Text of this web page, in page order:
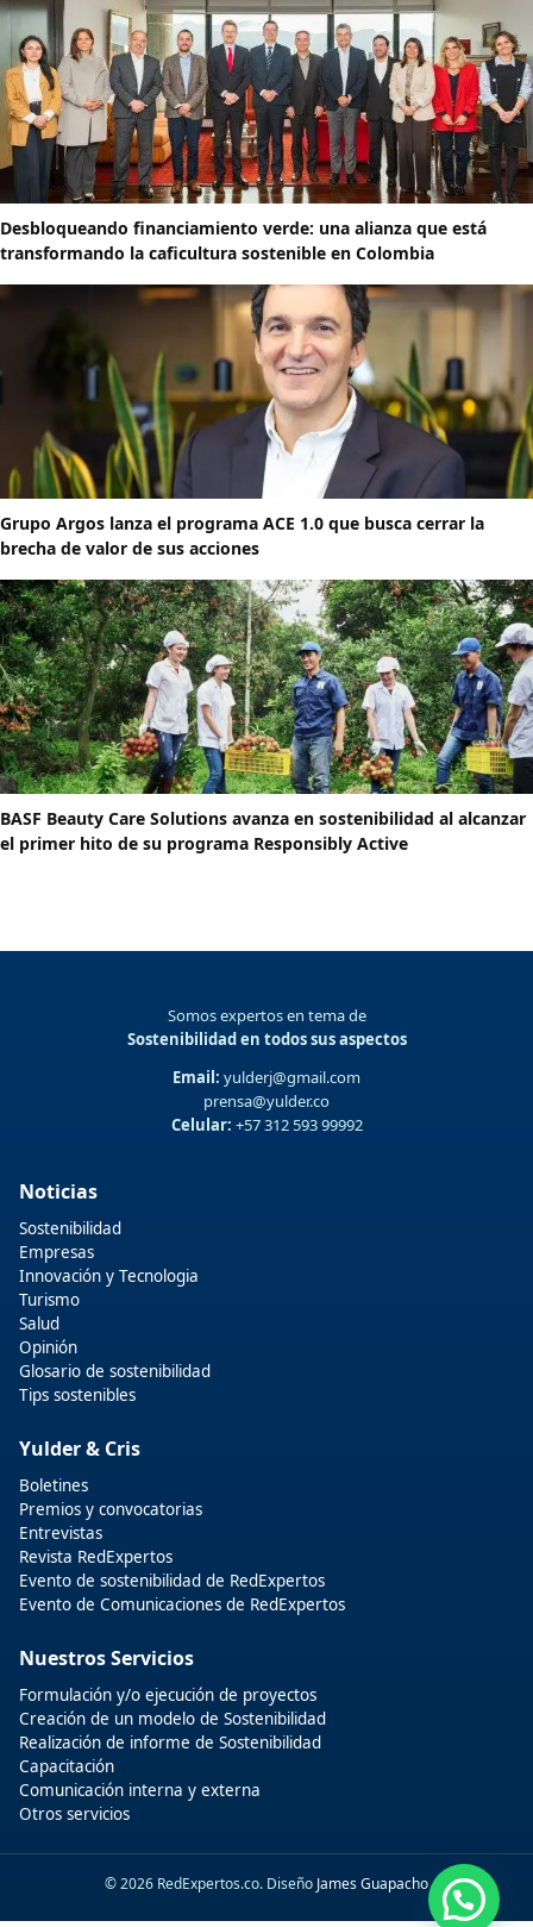
Desbloqueando financiamiento verde: una alianza que está
transformando la caficultura sostenible en Colombia
Grupo Argos lanza el programa ACE 1.0 que busca cerrar la
brecha de valor de sus acciones
BASF Beauty Care Solutions avanza en sostenibilidad al alcanzar
el primer hito de su programa Responsibly Active
Somos expertos en tema de
Sostenibilidad en todos sus aspectos
Email: yulderj@gmail.com
prensa@yulder.co
Celular: +57 312 593 99992
Noticias
Sostenibilidad
Empresas
Innovación y Tecnologia
Turismo
Salud
Opinión
Glosario de sostenibilidad
Tips sostenibles
Yulder & Cris
Boletines
Premios y convocatorias
Entrevistas
Revista RedExpertos
Evento de sostenibilidad de RedExpertos
Evento de Comunicaciones de RedExpertos
Nuestros Servicios
Formulación y/o ejecución de proyectos
Creación de un modelo de Sostenibilidad
Realización de informe de Sostenibilidad
Capacitación
Comunicación interna y externa
Otros servicios
© 2026 RedExpertos.co. Diseño James Guapacho